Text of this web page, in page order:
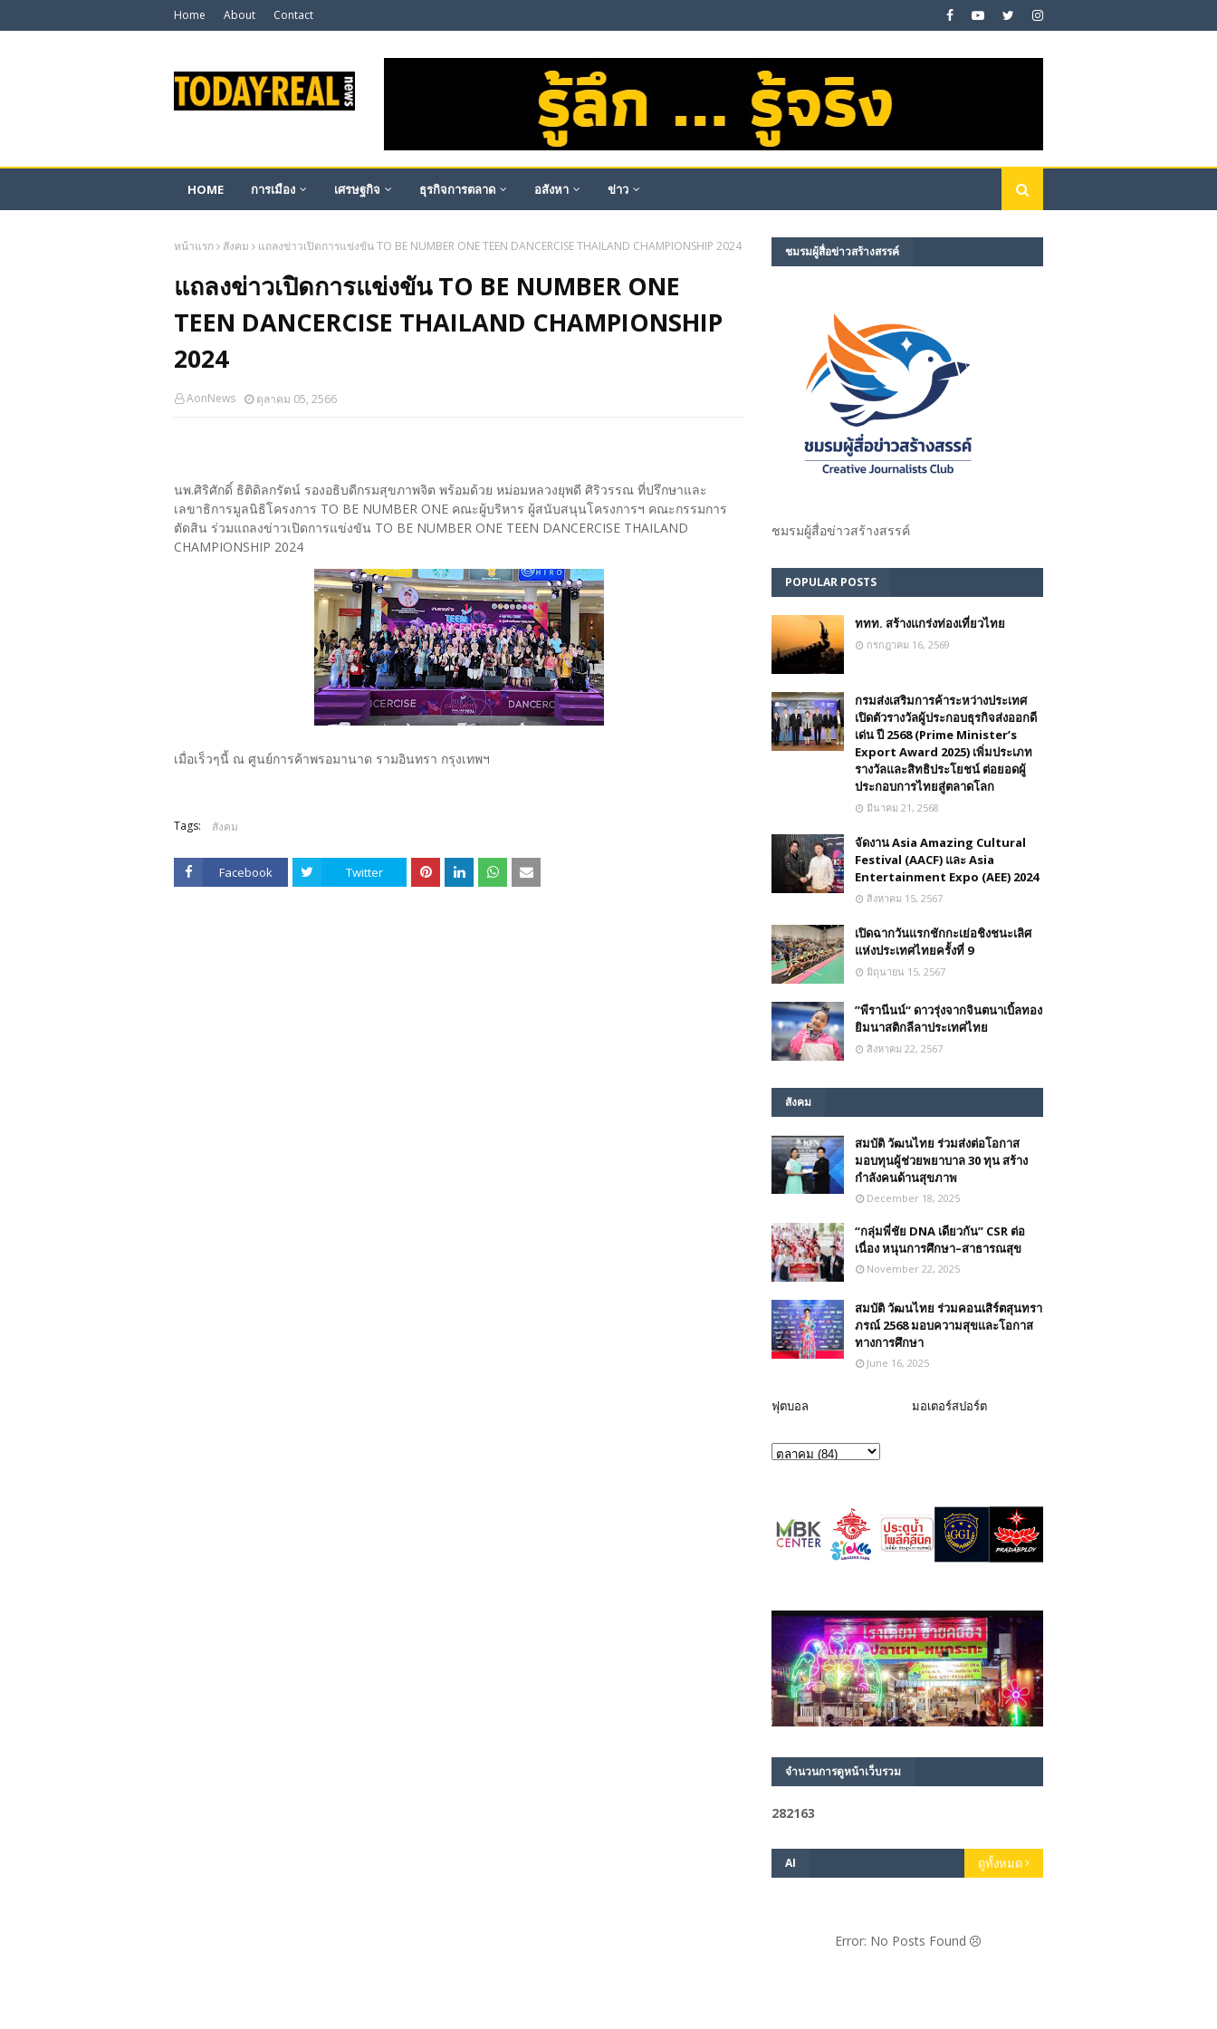
Home About Contact
HOME การเมือง เศรษฐกิจ ธุรกิจการตลาด อสังหา ข่าว
หน้าแรก สังคม แถลงข่าวเปิดการแข่งขัน TO BE NUMBER ONE TEEN DANCERCISE THAILAND CHAMPIONSHIP 2024
แถลงข่าวเปิดการแข่งขัน TO BE NUMBER ONE
TEEN DANCERCISE THAILAND CHAMPIONSHIP
2024
AonNews ตุลาคม 05, 2566
นพ.ศิริศักดิ์ ธิติดิลกรัตน์ รองอธิบดีกรมสุขภาพจิต พร้อมด้วย หม่อมหลวงยุพดี ศิริวรรณ ที่ปรึกษาและ
เลขาธิการมูลนิธิโครงการ TO BE NUMBER ONE คณะผู้บริหาร ผู้สนับสนุนโครงการฯ คณะกรรมการ
ตัดสิน ร่วมแถลงข่าวเปิดการแข่งขัน TO BE NUMBER ONE TEEN DANCERCISE THAILAND
CHAMPIONSHIP 2024
เมื่อเร็วๆนี้ ณ ศูนย์การค้าพรอมานาด รามอินทรา กรุงเทพฯ
Tags: สังคม
Facebook Twitter
ชมรม​ผู้สื่อข่าวสร้างสรรค์​
ชมรม​ผู้สื่อข่าวสร้างสรรค์​
POPULAR POSTS
ททท. สร้างแกร่งท่องเที่ยวไทย
กรกฎาคม 16, 2569
กรมส่งเสริมการค้าระหว่างประเทศ
เปิดตัวรางวัลผู้ประกอบธุรกิจส่งออกดี
เด่น ปี 2568 (Prime Minister’s
Export Award 2025) เพิ่มประเภท
รางวัลและสิทธิประโยชน์ ต่อยอดผู้
ประกอบการไทยสู่ตลาดโลก
มีนาคม 21, 2568
จัดงาน Asia Amazing Cultural
Festival (AACF) และ Asia
Entertainment Expo (AEE) 2024
สิงหาคม 15, 2567
เปิดฉากวันแรกชักกะเย่อชิงชนะเลิศ
แห่งประเทศไทยครั้งที่ 9
มิถุนายน 15, 2567
”พีรานีนน์“​ ดาวรุ่งจากจินตนาเบิ้ลทอง
ยิมนาสติกลีลาประเทศไทย
สิงหาคม 22, 2567
สังคม
สมบัติ วัฒนไทย ร่วมส่งต่อโอกาส
มอบทุนผู้ช่วยพยาบาล 30 ทุน สร้าง
กำลังคนด้านสุขภาพ
December 18, 2025
“กลุ่มพี่ชัย DNA เดียวกัน” CSR ต่อ
เนื่อง หนุนการศึกษา–สาธารณสุข
November 22, 2025
สมบัติ วัฒนไทย ร่วมคอนเสิร์ตสุนทรา
ภรณ์ 2568 มอบความสุขและโอกาส
ทางการศึกษา
June 16, 2025
ฟุตบอล มอเตอร์สปอร์ต
จำนวนการดูหน้าเว็บรวม
282163
AI ดูทั้งหมด
Error: No Posts Found